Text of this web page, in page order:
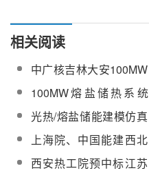
相关阅读
中广核吉林大安100MW
熔盐塔式光热电站完成
基建施工
100MW熔盐储热系统
+50MW超临界CO2发电
机组！华能热力电池项
目技术服务与装备采购
（预招标）
光热/熔盐储能建模仿真
利器！上海飞熠将携
Ebsilon解决方案重磅亮
相CPC2026
上海院、中国能建西北
院联合体中标内蒙古库
布齐200MW熔盐槽式光
西安热工院预中标江苏